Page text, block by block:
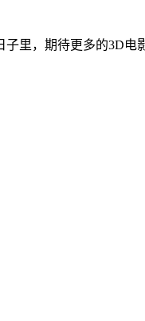
里，期待更多的3D电